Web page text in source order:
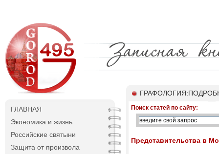
ГЛАВНАЯ
Экономика и жизнь
Российские святыни
Защита от произвола
Поиск статей по сайту:
Представительства в